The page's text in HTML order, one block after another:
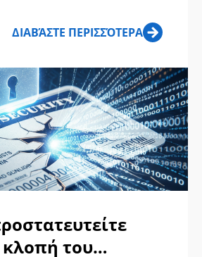
ΔΙΑΒΆΣΤΕ ΠΕΡΙΣΣΌΤΕΡΑ
του